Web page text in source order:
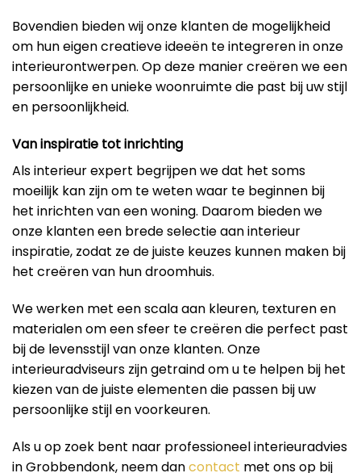
Bovendien bieden wij onze klanten de mogelijkheid
om hun eigen creatieve ideeën te integreren in onze
interieurontwerpen. Op deze manier creëren we een
persoonlijke en unieke woonruimte die past bij uw stijl
en persoonlijkheid.
Van inspiratie tot inrichting
Als interieur expert begrijpen we dat het soms
moeilijk kan zijn om te weten waar te beginnen bij
het inrichten van een woning. Daarom bieden we
onze klanten een brede selectie aan interieur
inspiratie, zodat ze de juiste keuzes kunnen maken bij
het creëren van hun droomhuis.
We werken met een scala aan kleuren, texturen en
materialen om een ​​sfeer te creëren die perfect past
bij de levensstijl van onze klanten. Onze
interieuradviseurs zijn getraind om u te helpen bij het
kiezen van de juiste elementen die passen bij uw
persoonlijke stijl en voorkeuren.
Als u op zoek bent naar professioneel interieuradvies
in Grobbendonk, neem dancontact met ons op bij